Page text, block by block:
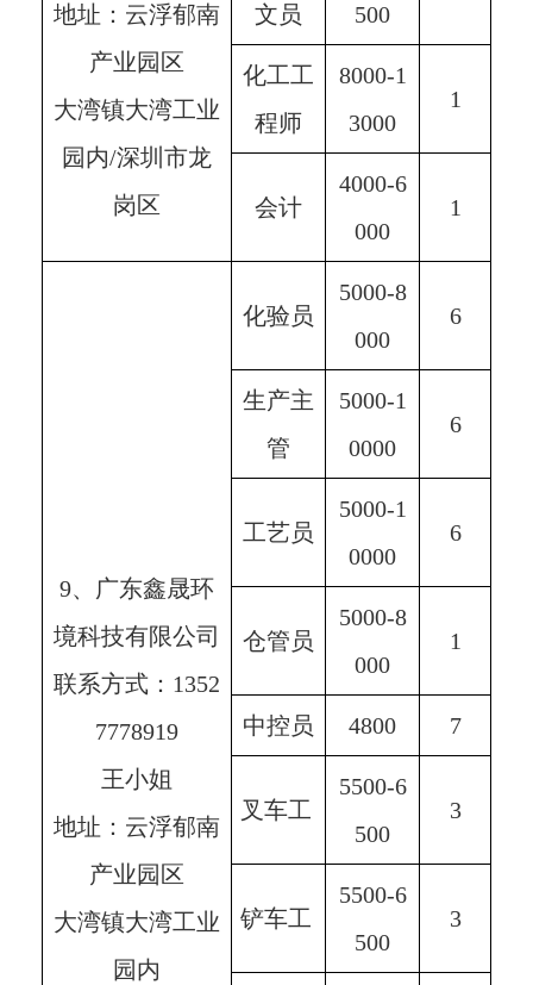
地址：云浮郁南
产业园区
大湾镇大湾工业
园内/深圳市龙
岗区
文员
500
化工工
程师
8000-1
3000
1
会计
4000-6
000
1
9、广东鑫晟环
境科技有限公司
联系方式：1352
7778919
王小姐
地址：云浮郁南
产业园区
大湾镇大湾工业
园内
化验员
5000-8
000
6
生产主
管
5000-1
0000
6
工艺员
5000-1
0000
6
仓管员
5000-8
000
1
中控员 4800 7
5500-6
500
3
5500-6
500
3